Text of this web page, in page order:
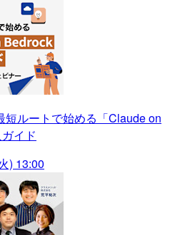
短ルートで始める「Claude on
イド
) 13:00